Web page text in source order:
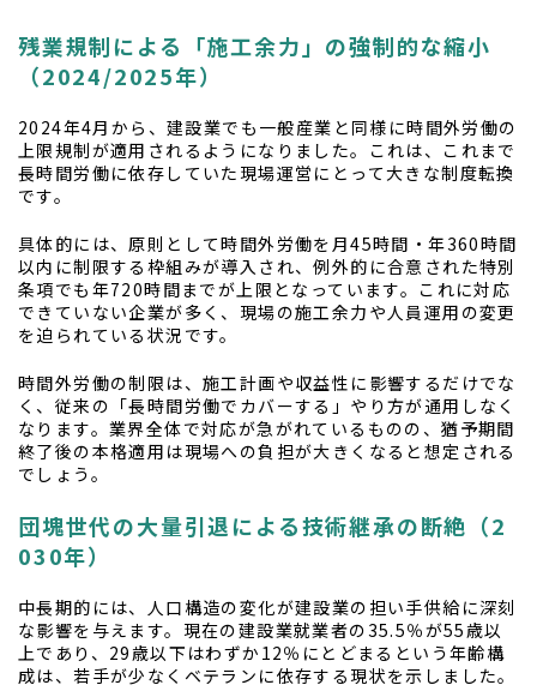
残業規制による「施工余力」の強制的な縮小
（2024/2025年）
2024年4月から、建設業でも一般産業と同様に時間外労働の
上限規制が適用されるようになりました。これは、これまで
長時間労働に依存していた現場運営にとって大きな制度転換
です。
具体的には、原則として時間外労働を月45時間・年360時間
以内に制限する枠組みが導入され、例外的に合意された特別
条項でも年720時間までが上限となっています。これに対応
できていない企業が多く、現場の施工余力や人員運用の変更
を迫られている状況です。
時間外労働の制限は、施工計画や収益性に影響するだけでな
く、従来の「長時間労働でカバーする」やり方が通用しなく
なります。業界全体で対応が急がれているものの、猶予期間
終了後の本格適用は現場への負担が大きくなると想定される
でしょう。
団塊世代の大量引退による技術継承の断絶（2
030年）
中長期的には、人口構造の変化が建設業の担い手供給に深刻
な影響を与えます。現在の建設業就業者の35.5％が55歳以
上であり、29歳以下はわずか12％にとどまるという年齢構
成は、若手が少なくベテランに依存する現状を示しました。